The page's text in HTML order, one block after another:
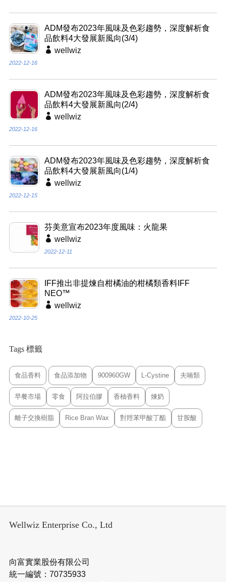
ADM發布2023年風味及色彩趨勢，深度解析食
品飲料4大發展新風向(3/4)
wellwiz
2022-12-16
ADM發布2023年風味及色彩趨勢，深度解析食
品飲料4大發展新風向(2/4)
wellwiz
2022-12-16
ADM發布2023年風味及色彩趨勢，深度解析食
品飲料4大發展新風向(1/4)
wellwiz
2022-12-15
芬美意宣布2023年度風味：火龍果
wellwiz
2022-12-11
IFF推出非提煉自柑橘油的柑橘類香料IFF
NEO™
wellwiz
2022-10-25
Tags 標籤
食品香料 食品添加物 900960GW L-Cystine 夫喃類
早餐市場 零食 阿拉伯膠 香柚香料 煉奶
離子交換樹脂 Rice Bran Wax 對羥苯甲酸丁酯 甘胺酸
Wellwiz Enterprise Co., Ltd
向富實業股份有限公司
統一編號：70735933